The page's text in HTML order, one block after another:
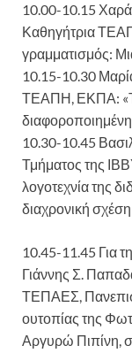
10.00-10.15
Καθηγήτρια
γραμματισμός:
10.15-10.30
ΤΕΑΠΗ, ΕΚΠΑ: «Το
10.30-10.45
Τμήματος της
λογοτεχνία της
διαχρονική σχέση
10.45-11.45 Για
Γιάννης Σ.
ΤΕΠΑΕΣ,
ουτοπίας της
Αργυρώ Πιπίνη,